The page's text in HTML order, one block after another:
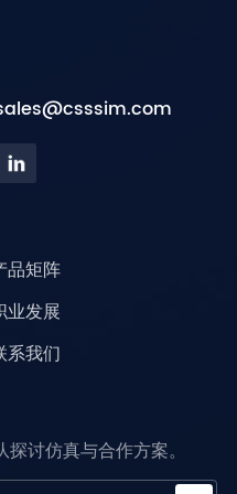
品矩阵
业发展
系我们
讨仿真与合作方案。